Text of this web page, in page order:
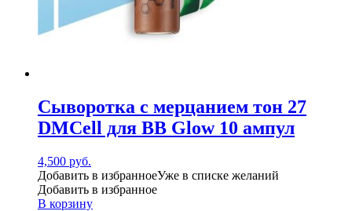
Сыворотка с мерцанием тон 27
DMCell для BB Glow 10 ампул
4,500 руб.
Добавить в избранноеУже в списке желаний
Добавить в избранное
В корзину